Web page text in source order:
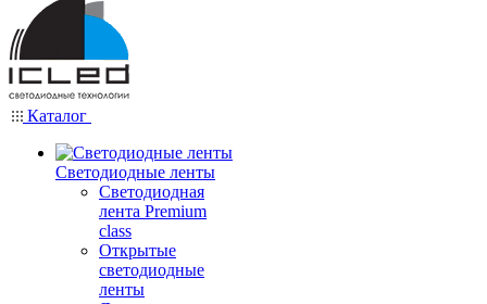
Каталог
Светодиодные ленты
Светодиодная
лента Premium
class
Открытые
светодиодные
ленты